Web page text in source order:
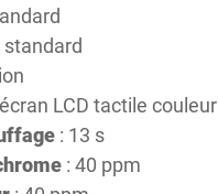
standard
LCD tactile couleur
: 13 s
: 40 ppm